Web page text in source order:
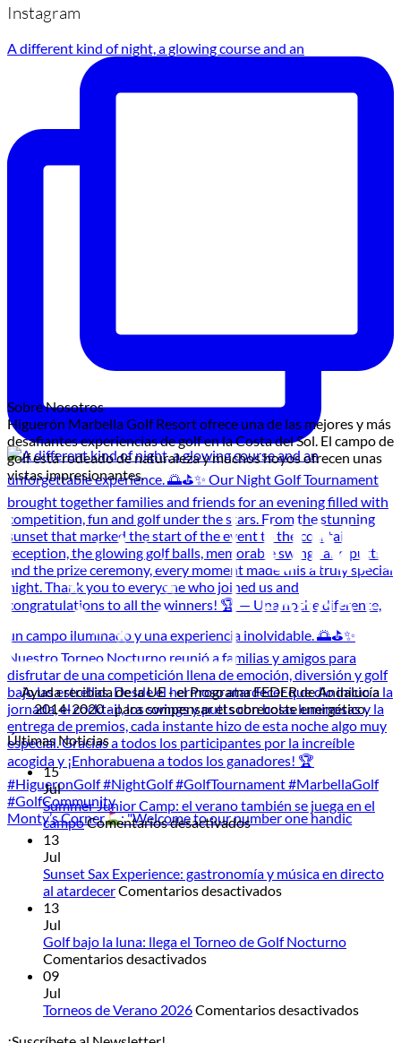
Instagram
A different kind of night, a glowing course and an
Monty’s Corner : "Welcome to our number one handic
Sobre Nosotros
Higuerón Marbella Golf Resort ofrece una de las mejores y más
desafiantes experiencias de golf en la Costa del Sol. El campo de
golf está rodeado de naturaleza y muchos hoyos ofrecen unas
vistas impresionantes.
Ayuda recibida de la UE - el Programa FEDER de Andalucía
2014-2020 - para compensar el sobrecoste energético.
Últimas Noticias
15
Jul
Summer Junior Camp: el verano también se juega en el
campoComentarios desactivadosen
Camp:
el
se
campo
13
Jul
Sunset Sax Experience: gastronomía y música en directo
al atardecerComentarios desactivadosen
Experience:
en
13
Jul
Golf bajo la luna: llega el Torneo de Golf Nocturno
Comentarios desactivadosen
la
09
Jul
Torneos de Verano 2026Comentarios desactivadosen